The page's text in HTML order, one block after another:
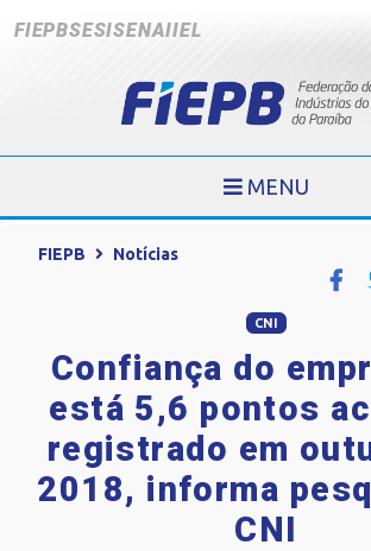
FIEPBSESISENAIIEL
MENU
FIEPB Notícias
CNI
Confiança do
está 5,6 pontos
registrado em
2018, informa
CNI